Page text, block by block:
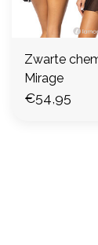
Zwarte
Mirage
€54,95